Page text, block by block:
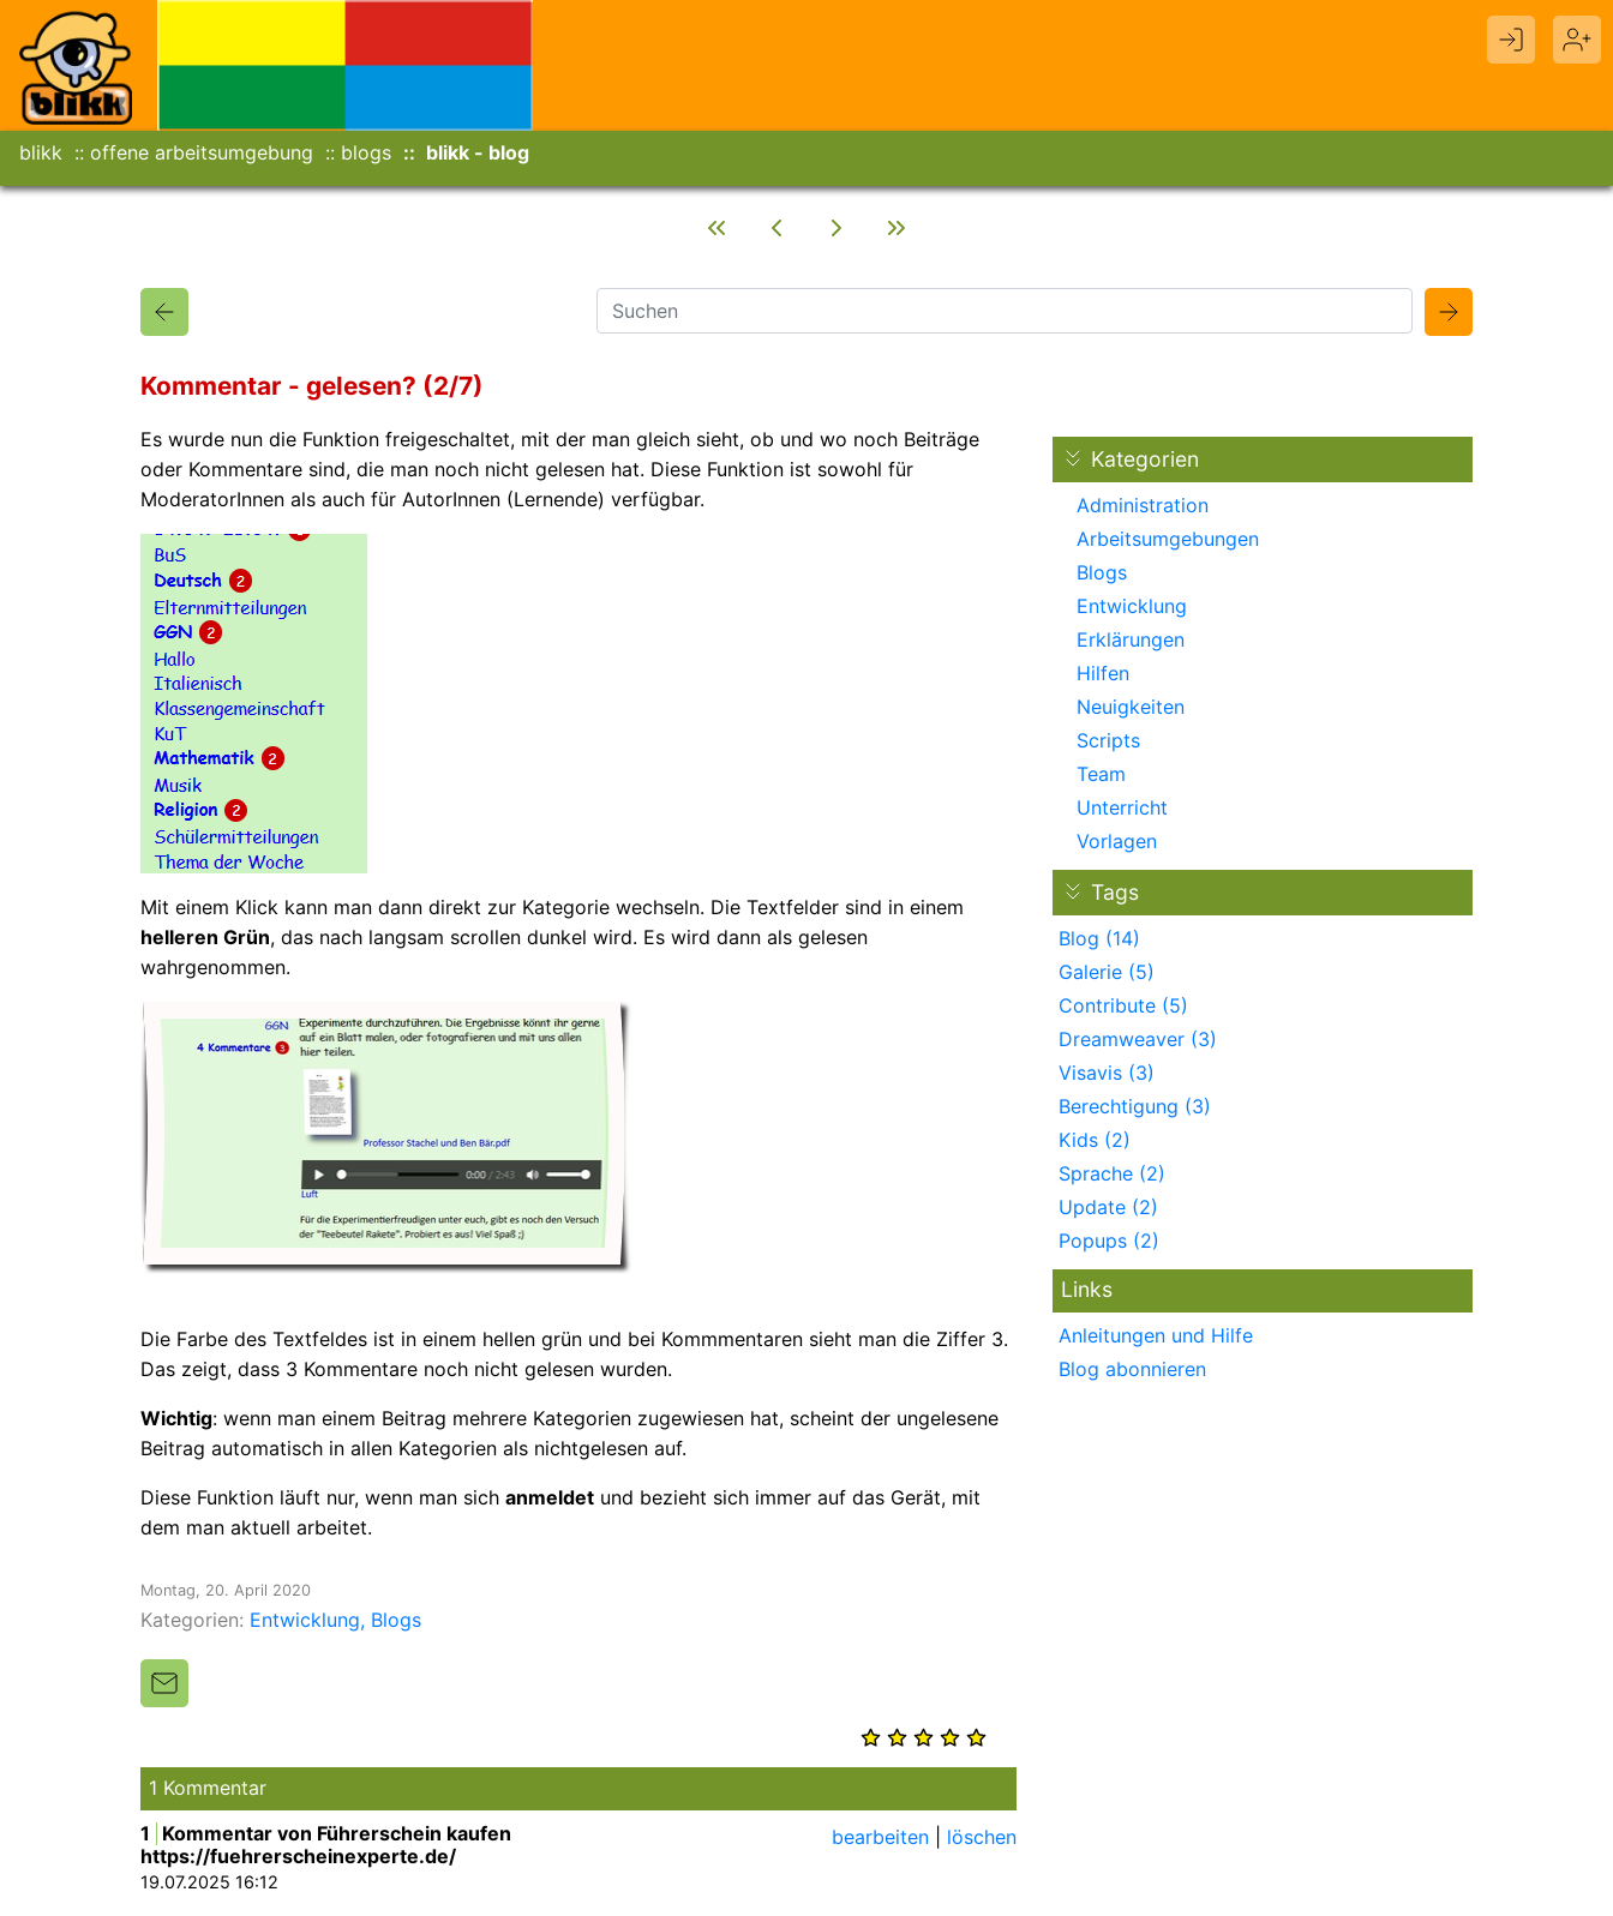
blikk offene arbeitsumgebung blogs blikk - blog
Kommentar - gelesen? (2/7)
Es wurde nun die Funktion freigeschaltet, mit der man gleich sieht, ob und wo noch Beiträge
oder Kommentare sind, die man noch nicht gelesen hat. Diese Funktion ist sowohl für
ModeratorInnen als auch für AutorInnen (Lernende) verfügbar.
Mit einem Klick kann man dann direkt zur Kategorie wechseln. Die Textfelder sind in einem
helleren Grün, das nach langsam scrollen dunkel wird. Es wird dann als gelesen
wahrgenommen.
Die Farbe des Textfeldes ist in einem hellen grün und bei Kommmentaren sieht man die Ziffer 3.
Das zeigt, dass 3 Kommentare noch nicht gelesen wurden.
Wichtig: wenn man einem Beitrag mehrere Kategorien zugewiesen hat, scheint der ungelesene
Beitrag automatisch in allen Kategorien als nichtgelesen auf.
Diese Funktion läuft nur, wenn man sich anmeldet und bezieht sich immer auf das Gerät, mit
dem man aktuell arbeitet.
Montag, 20. April 2020
Kategorien: Entwicklung Blogs
1 Kommentar
bearbeiten löschen
1
Kommentar von Führerschein kaufen
https://fuehrerscheinexperte.de/
19.07.2025 16:12
Kategorien
Administration
Arbeitsumgebungen
Blogs
Entwicklung
Erklärungen
Hilfen
Neuigkeiten
Scripts
Team
Unterricht
Vorlagen
Tags
Blog (14)
Galerie (5)
Contribute (5)
Dreamweaver (3)
Visavis (3)
Berechtigung (3)
Kids (2)
Sprache (2)
Update (2)
Popups (2)
Links
Anleitungen und Hilfe
Blog abonnieren